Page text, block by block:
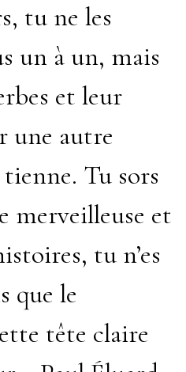
tu ne les
un à un, mais
et leur
une autre
Tu sors
merveilleuse et
tu n’es
que le
tête claire